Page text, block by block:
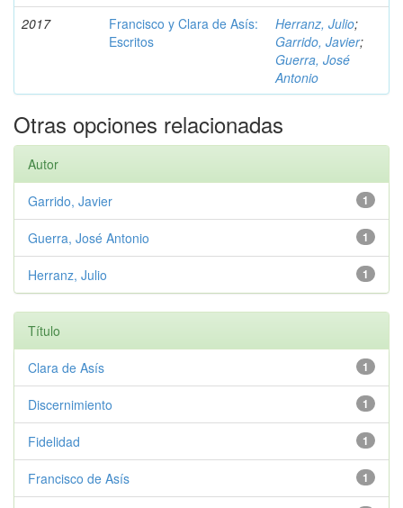
2017
Francisco y Clara de Asís:
Escritos
Herranz, Julio;
Garrido, Javier;
Guerra, José
Antonio
Otras opciones relacionadas
Autor
1
Garrido, Javier
1
Guerra, José Antonio
1
Herranz, Julio
Título
1
Clara de Asís
1
Discernimiento
1
Fidelidad
1
Francisco de Asís